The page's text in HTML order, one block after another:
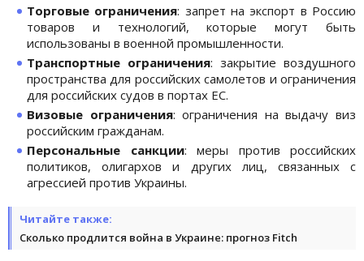
Торговые ограничения: запрет на экспорт в Россию
товаров и технологий, которые могут быть
использованы в военной промышленности.
Транспортные ограничения: закрытие воздушного
пространства для российских самолетов и ограничения
для российских судов в портах ЕС.
Визовые ограничения: ограничения на выдачу виз
российским гражданам.
Персональные санкции: меры против российских
политиков, олигархов и других лиц, связанных с
агрессией против Украины.
Читайте также:
Сколько продлится война в Украине: прогноз Fitch